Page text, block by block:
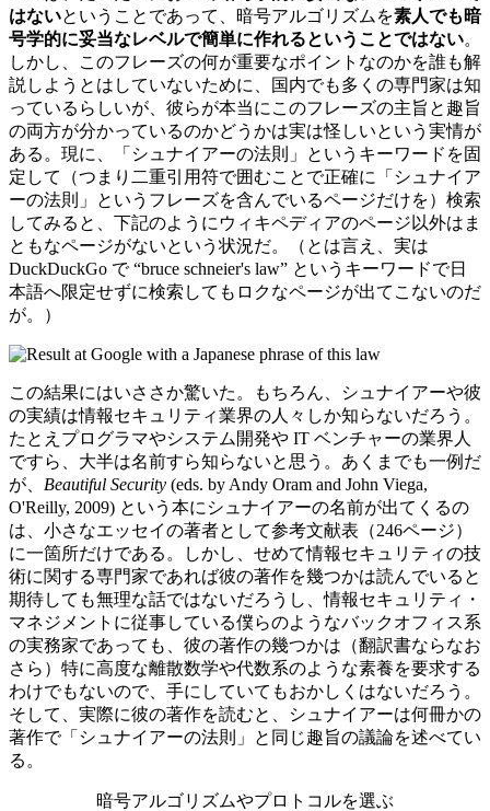
はないということであって、暗号アルゴリズムを素人でも暗
号学的に妥当なレベルで簡単に作れるということではない。
しかし、このフレーズの何が重要なポイントなのかを誰も解
説しようとはしていないために、国内でも多くの専門家は知
っているらしいが、彼らが本当にこのフレーズの主旨と趣旨
の両方が分かっているのかどうかは実は怪しいという実情が
ある。現に、「シュナイアーの法則」というキーワードを固
定して（つまり二重引用符で囲むことで正確に「シュナイア
ーの法則」というフレーズを含んでいるページだけを）検索
してみると、下記のようにウィキペディアのページ以外はま
ともなページがないという状況だ。（とは言え、実は
DuckDuckGo で “bruce schneier's law” というキーワードで日
本語へ限定せずに検索してもロクなページが出てこないのだ
が。）
この結果にはいささか驚いた。もちろん、シュナイアーや彼
の実績は情報セキュリティ業界の人々しか知らないだろう。
たとえプログラマやシステム開発や IT ベンチャーの業界人
ですら、大半は名前すら知らないと思う。あくまでも一例だ
が、 Beautiful Security (eds. by Andy Oram and John Viega,
O'Reilly, 2009) という本にシュナイアーの名前が出てくるの
は、小さなエッセイの著者として参考文献表（246ページ）
に一箇所だけである。しかし、せめて情報セキュリティの技
術に関する専門家であれば彼の著作を幾つかは読んでいると
期待しても無理な話ではないだろうし、情報セキュリティ・
マネジメントに従事している僕らのようなバックオフィス系
の実務家であっても、彼の著作の幾つかは（翻訳書ならなお
さら）特に高度な離散数学や代数系のような素養を要求する
わけでもないので、手にしていてもおかしくはないだろう。
そして、実際に彼の著作を読むと、シュナイアーは何冊かの
著作で「シュナイアーの法則」と同じ趣旨の議論を述べてい
る。
暗号アルゴリズムやプロトコルを選ぶ